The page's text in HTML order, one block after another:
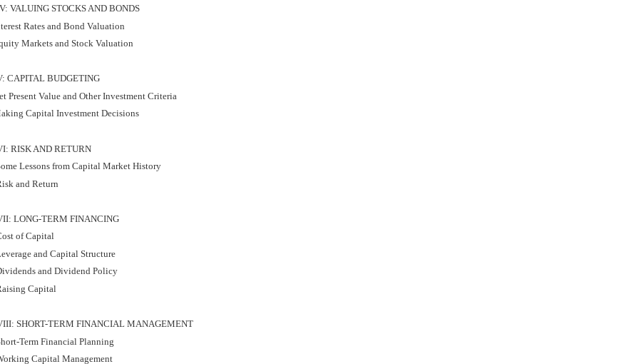
VALUING STOCKS AND BONDS
Rates and Bond Valuation
Markets and Stock Valuation
CAPITAL BUDGETING
Present Value and Other Investment Criteria
Capital Investment Decisions
RISK AND RETURN
Lessons from Capital Market History
and Return
LONG-TERM FINANCING
of Capital
and Capital Structure
and Dividend Policy
Capital
SHORT-TERM FINANCIAL MANAGEMENT
Term Financial Planning
Capital Management